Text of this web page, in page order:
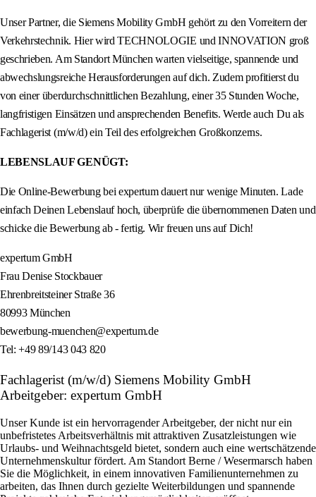
Unser Partner, die Siemens Mobility GmbH gehört zu den Vorreitern der
Verkehrstechnik. Hier wird TECHNOLOGIE und INNOVATION groß
geschrieben. Am Standort München warten vielseitige, spannende und
abwechslungsreiche Herausforderungen auf dich. Zudem profitierst du
von einer überdurchschnittlichen Bezahlung, einer 35 Stunden Woche,
langfristigen Einsätzen und ansprechenden Benefits. Werde auch Du als
Fachlagerist (m/w/d) ein Teil des erfolgreichen Großkonzerns.
LEBENSLAUF GENÜGT:
Die Online-Bewerbung bei expertum dauert nur wenige Minuten. Lade
einfach Deinen Lebenslauf hoch, überprüfe die übernommenen Daten und
schicke die Bewerbung ab - fertig. Wir freuen uns auf Dich!
expertum GmbH
Frau Denise Stockbauer
Ehrenbreitsteiner Straße 36
80993 München
bewerbung-muenchen@expertum.de
Tel: +49 89/143 043 820
Fachlagerist (m/w/d) Siemens Mobility GmbH
Arbeitgeber: expertum GmbH
Unser Kunde ist ein hervorragender Arbeitgeber, der nicht nur ein
unbefristetes Arbeitsverhältnis mit attraktiven Zusatzleistungen wie
Urlaubs- und Weihnachtsgeld bietet, sondern auch eine wertschätzende
Unternehmenskultur fördert. Am Standort Berne / Wesermarsch haben
Sie die Möglichkeit, in einem innovativen Familienunternehmen zu
arbeiten, das Ihnen durch gezielte Weiterbildungen und spannende